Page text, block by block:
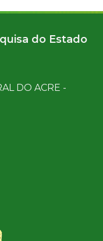
do Estado
DO ACRE -